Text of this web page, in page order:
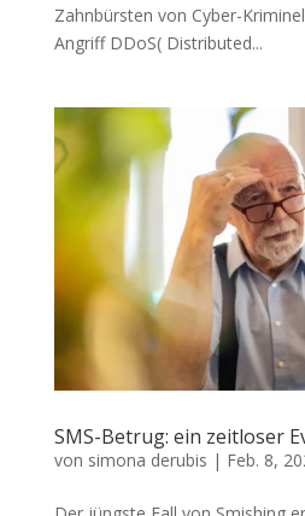
Zahnbürsten von Cyber-
Angriff DDoS( Distributed...
SMS-Betrug: ein zeitloser
von simona derubis | Feb. 8,